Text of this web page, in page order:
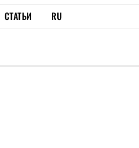
СТАТЬИ RU